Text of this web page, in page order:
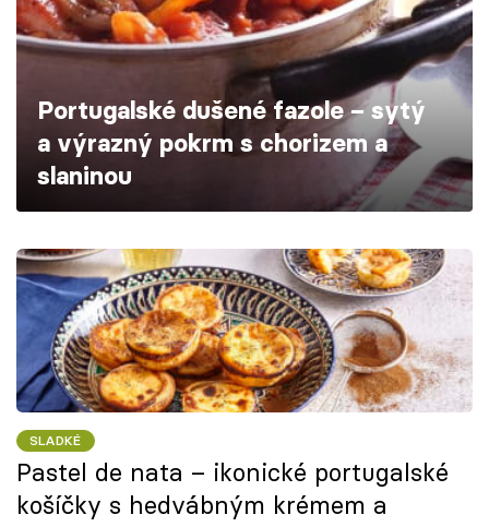
Škola vaření
Speciál: Cuketa
Těhotnej kuchař
Přihlášení
Sledujte nás
Portugalské dušené fazole – sytý
a výrazný pokrm s chorizem a
slaninou
SLADKÉ
Pastel de nata – ikonické portugalské
košíčky s hedvábným krémem a